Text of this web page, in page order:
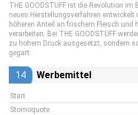
THE GOODSTUFF ist die Revolution im
neues Herstellungsverfahren entwickelt
höheren Anteil an frischem Fleisch und
verarbeiten. Bei THE GOODSTUFF
zu hohem Druck ausgesetzt, sondern
gegart.
14 Werbemittel
Start
Stornoquote